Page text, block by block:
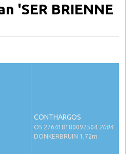
'SER BRIENNE
CONTHARGOS
OS 276418180092504 2004
DONKERBRUIN 1,72m